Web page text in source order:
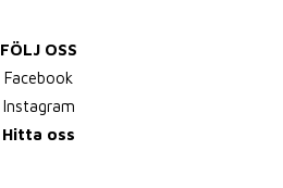
FÖLJ OSS
Facebook
Instagram
Hitta oss